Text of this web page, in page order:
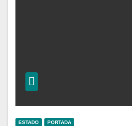
ESTADO PORTADA